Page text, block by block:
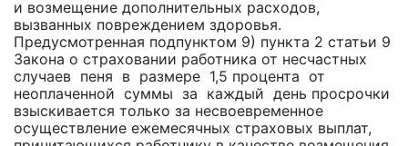
и возмещение дополнительных расходов,
вызванных повреждением здоровья.
Предусмотренная подпунктом 9) пункта 2 статьи 9
Закона о страховании работника от несчастных
случаев пеня в размере 1,5 процента от
неоплаченной суммы за каждый день просрочки
взыскивается только за несвоевременное
осуществление ежемесячных страховых выплат,